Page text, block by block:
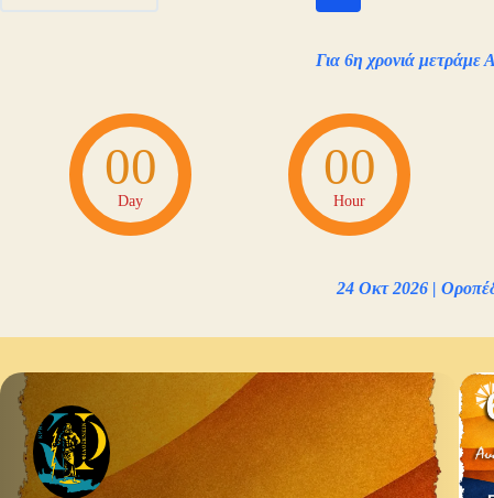
Για 6η χρονιά μετράμε
00
Day
00
Hour
24 Οκτ 2026 |